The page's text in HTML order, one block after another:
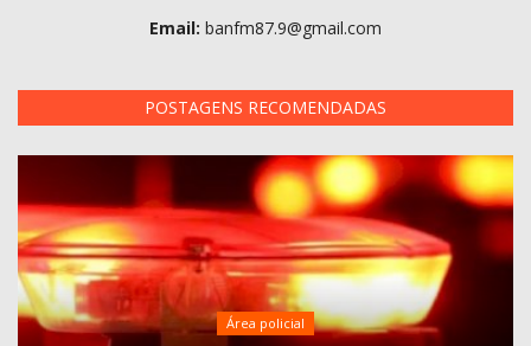
Email: banfm87.9@gmail.com
POSTAGENS RECOMENDADAS
Área policial